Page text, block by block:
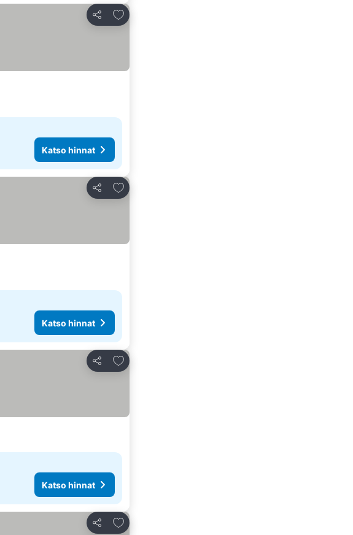
Jaa
Lisää suosikkeihin
Katso hinnat
Jaa
Lisää suosikkeihin
Katso hinnat
Jaa
Lisää suosikkeihin
Katso hinnat
Jaa
Lisää suosikkeihin